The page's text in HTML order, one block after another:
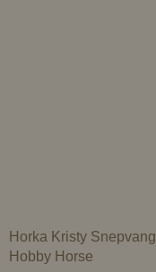
Horka Kristy
Hobby Horse